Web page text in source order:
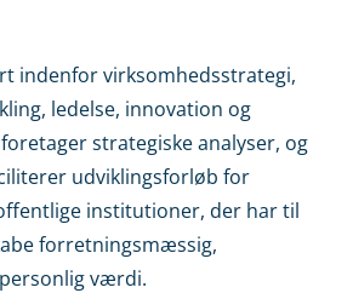
indenfor virksomhedsstrategi,
ledelse, innovation og
strategiske analyser, og
udviklingsforløb for
institutioner, der har til
forretningsmæssig,
værdi.